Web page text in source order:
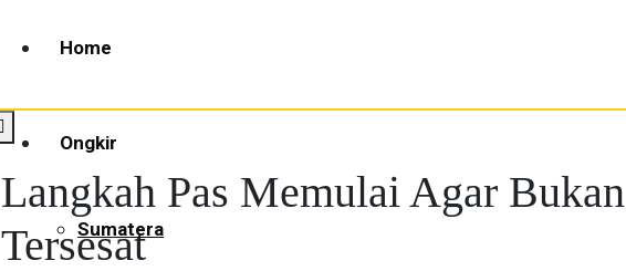
Home
Ongkir
Sumatera
Langkah Pas Memulai Agar Bukan
Tersesat